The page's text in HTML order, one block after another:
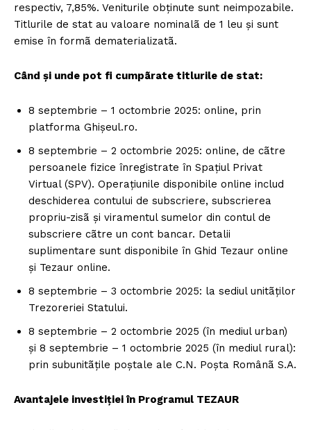
respectiv, 7,85%. Veniturile obținute sunt neimpozabile.
Titlurile de stat au valoare nominalã de 1 leu și sunt
emise în formã dematerializatã.
Când și unde pot fi cumpãrate titlurile de stat:
8 septembrie – 1 octombrie 2025: online, prin
platforma Ghișeul.ro.
8 septembrie – 2 octombrie 2025: online, de cãtre
persoanele fizice înregistrate în Spațiul Privat
Virtual (SPV). Operațiunile disponibile online includ
deschiderea contului de subscriere, subscrierea
propriu-zisã și viramentul sumelor din contul de
subscriere cãtre un cont bancar. Detalii
suplimentare sunt disponibile în Ghid Tezaur online
și Tezaur online.
8 septembrie – 3 octombrie 2025: la sediul unitãților
Trezoreriei Statului.
8 septembrie – 2 octombrie 2025 (în mediul urban)
și 8 septembrie – 1 octombrie 2025 (în mediul rural):
prin subunitãțile poștale ale C.N. Poșta Românã S.A.
Avantajele investiției în Programul TEZAUR